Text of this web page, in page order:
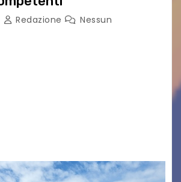
Redazione
Nessun